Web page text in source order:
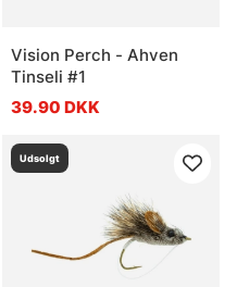
Vision Perch - Ahven
Tinseli #1
39.90 DKK
Udsolgt